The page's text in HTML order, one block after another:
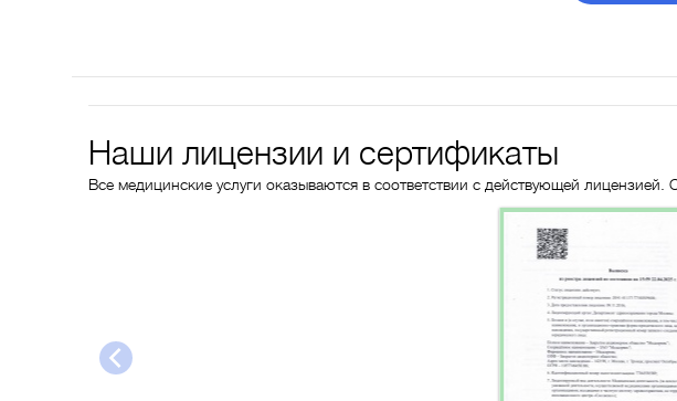
Наши лицензии и сертификаты
Все медицинские услуги оказываются в соответствии с действующей